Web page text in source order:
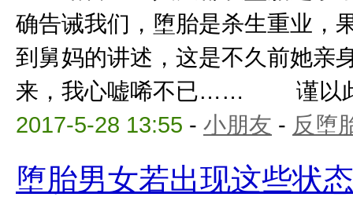
确告诫我们，堕胎是杀生重业，
到舅妈的讲述，这是不久前她亲
来，我心嘘唏不已…… 谨以此
2017-5-28 13:55 - 小朋友 - 反堕
堕胎男女若出现这些状